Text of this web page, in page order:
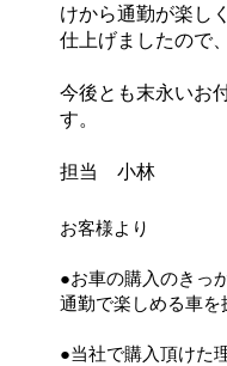
けから通勤が楽し
仕上げましたので
今後とも末永いお
す。
担当 小林
お客様より
●お車の購入のきっ
通勤で楽しめる車を
●当社で購入頂けた